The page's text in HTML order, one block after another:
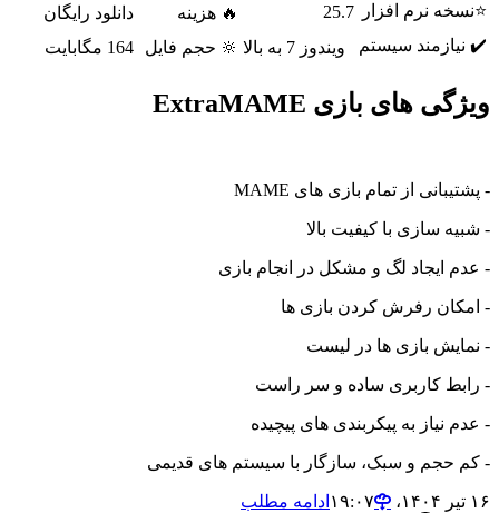
⭐نسخه نرم افزار
25.7 🔥 هزینه
دانلود رایگان
✔️ نیازمند سیستم
ویندوز 7 به بالا 🔆 حجم فایل 164 مگابایت
ویژگی های بازی ExtraMAME
- پشتیبانی از تمام بازی های MAME
- شبیه سازی با کیفیت بالا
- عدم ایجاد لگ و مشکل در انجام بازی
- امکان رفرش کردن بازی ها
- نمایش بازی ها در لیست
- رابط کاربری ساده و سر راست
- عدم نیاز به پیکربندی های پیچیده
- کم حجم و سبک، سازگار با سیستم های قدیمی
۱۶ تیر ۱۴۰۴،‏ ۱۹:۰۷
ادامه مطلب